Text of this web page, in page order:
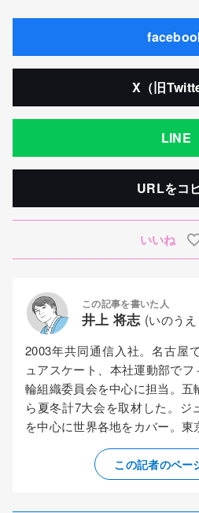
X（旧
LINE
URLをコ
いいね
この記事を書いた人
井上 将志 (いのう
2003年共同通信入社。名古屋
ュアスケート、本社運動部で
輪組織委員会を中心に担当。
ら夏冬計7大会を取材した。ジ
を中心に世界各地をカバー。東
この記者のペー